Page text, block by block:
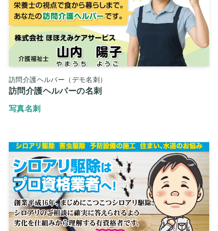
訪問介護ヘルパー（デモ名刺）
訪問介護ヘルパーの名刺
写真名刺